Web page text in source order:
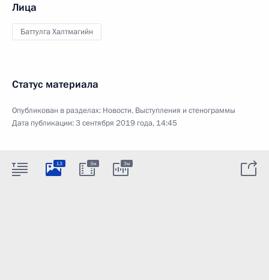
Лица
Баттулга Халтмагийн
Статус материала
Опубликован в разделах: Новости, Выступления и стенограммы
Дата публикации:3 сентября 2019 года, 14:45
13 3м 3м